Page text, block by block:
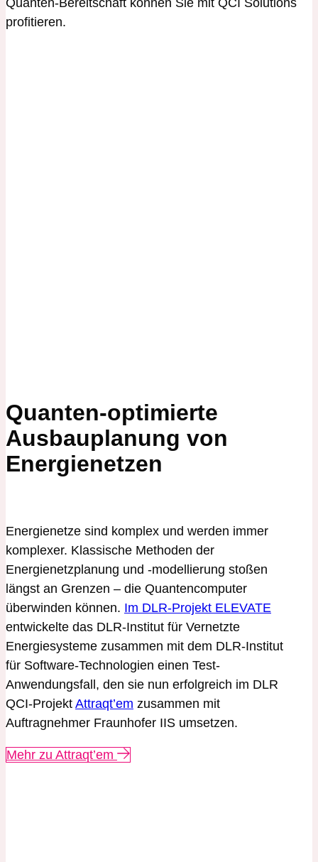
Quanten-Bereitschaft können Sie mit QCI Solutions
profitieren.
Quanten-optimierte
Ausbauplanung von
Energienetzen
Energienetze sind komplex und werden immer
komplexer. Klassische Methoden der
Energienetzplanung und -modellierung stoßen
längst an Grenzen – die Quantencomputer
überwinden können. Im DLR-Projekt ELEVATE
entwickelte das DLR-Institut für Vernetzte
Energiesysteme zusammen mit dem DLR-Institut
für Software-Technologien einen Test-
Anwendungsfall, den sie nun erfolgreich im DLR
QCI-Projekt Attraqt’em zusammen mit
Auftragnehmer Fraunhofer IIS umsetzen.
Mehr zu Attraqt’em